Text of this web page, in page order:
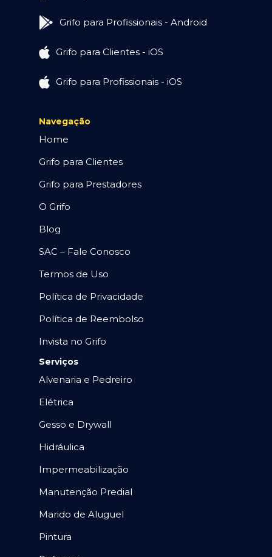
Grifo para Profissionais - Android
Grifo para Clientes - iOS
Grifo para Profissionais - iOS
Navegação
Home
Grifo para Clientes
Grifo para Prestadores
O Grifo
Blog
SAC – Fale Conosco
Termos de Uso
Política de Privacidade
Política de Reembolso
Invista no Grifo
Serviços
Alvenaria e Pedreiro
Elétrica
Gesso e Drywall
Hidráulica
Impermeabilização
Manutenção Predial
Marido de Aluguel
Pintura